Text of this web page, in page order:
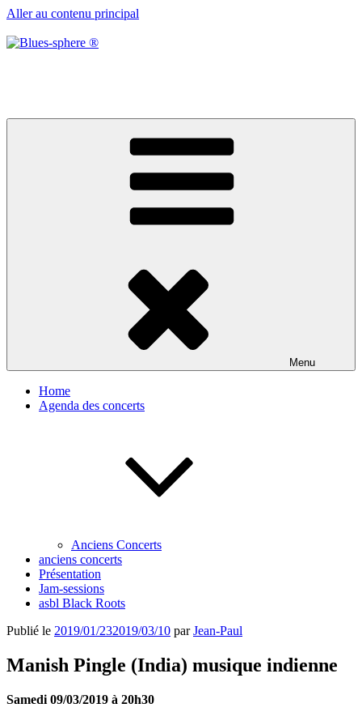
Aller au contenu principal
Menu
Home
Agenda des concerts
Anciens Concerts
anciens concerts
Présentation
Jam-sessions
asbl Black Roots
Publié le 2019/01/232019/03/10 parJean-Paul
Manish Pingle (India) musique indienne
Samedi 09/03/2019 à 20h30